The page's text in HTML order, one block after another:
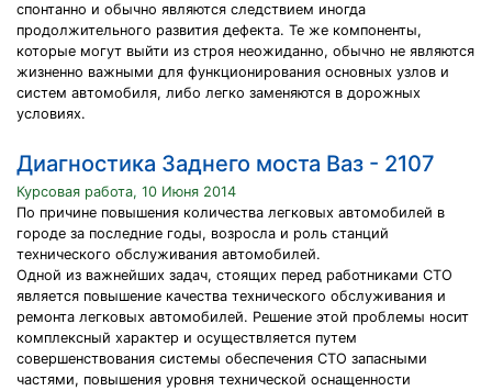
спонтанно и обычно являются следствием иногда
продолжительного развития дефекта. Те же компоненты,
которые могут выйти из строя неожиданно, обычно не являются
жизненно важными для функционирования основных узлов и
систем автомобиля, либо легко заменяются в дорожных
условиях.
Диагностика Заднего моста Ваз - 2107
Курсовая работа, 10 Июня 2014
По причине повышения количества легковых автомобилей в
городе за последние годы, возросла и роль станций
технического обслуживания автомобилей.
Одной из важнейших задач, стоящих перед работниками СТО
является повышение качества технического обслуживания и
ремонта легковых автомобилей. Решение этой проблемы носит
комплексный характер и осуществляется путем
совершенствования системы обеспечения СТО запасными
частями, повышения уровня технической оснащенности